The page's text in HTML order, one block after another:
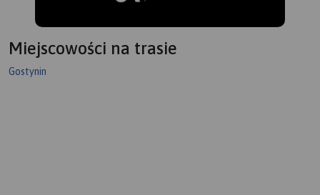
Miejscowości na trasie
Gostynin